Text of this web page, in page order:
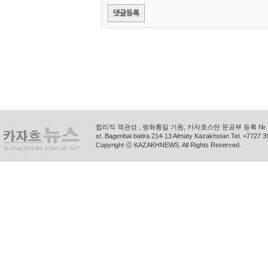
합리적 객관성 , 평화통일 기원, 카자흐스탄 문공부 등록
st. Bagenbai batira 214-13 Almaty Kazakhstan Tel. +7727
Copyright ⓒ KAZAKHNEWS. All Rights Reserved.